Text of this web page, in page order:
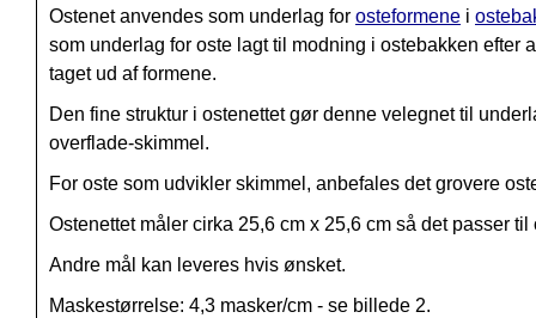
Ostenet anvendes som underlag for osteformene i
som underlag for oste lagt til modning i ostebakken efter
taget ud af formene.
Den fine struktur i ostenettet gør denne velegnet til
overflade-skimmel.
For oste som udvikler skimmel, anbefales det grovere
Ostenettet måler cirka 25,6 cm x 25,6 cm så det passer til
Andre mål kan leveres hvis ønsket.
Maskestørrelse: 4,3 masker/cm - se billede 2.